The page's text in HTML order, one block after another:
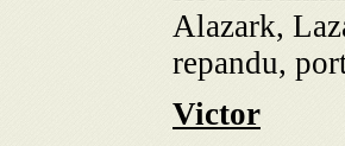
Alazark,
repandu,
Victor